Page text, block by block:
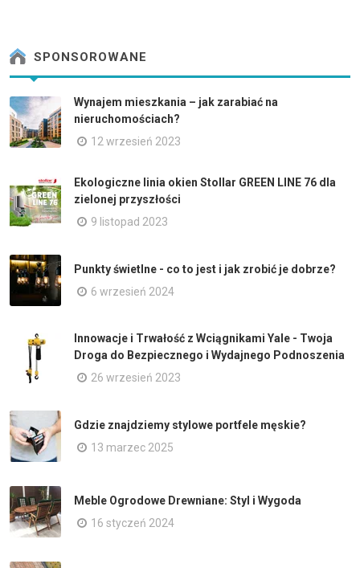
SPONSOROWANE
Wynajem mieszkania – jak zarabiać na
nieruchomościach?
12 wrzesień 2023
Ekologiczne linia okien Stollar GREEN LINE 76 dla
zielonej przyszłości
9 listopad 2023
Punkty świetlne - co to jest i jak zrobić je dobrze?
6 wrzesień 2024
Innowacje i Trwałość z Wciągnikami Yale - Twoja
Droga do Bezpiecznego i Wydajnego Podnoszenia
26 wrzesień 2023
Gdzie znajdziemy stylowe portfele męskie?
13 marzec 2025
Meble Ogrodowe Drewniane: Styl i Wygoda
16 styczeń 2024